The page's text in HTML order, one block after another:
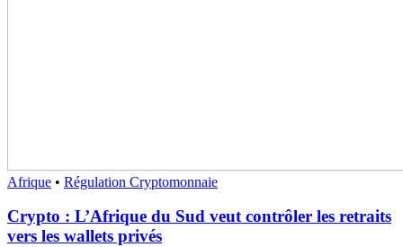
Afrique • Régulation Cryptomonnaie
Crypto : L’Afrique du Sud veut contrôler les retraits
vers les wallets privés